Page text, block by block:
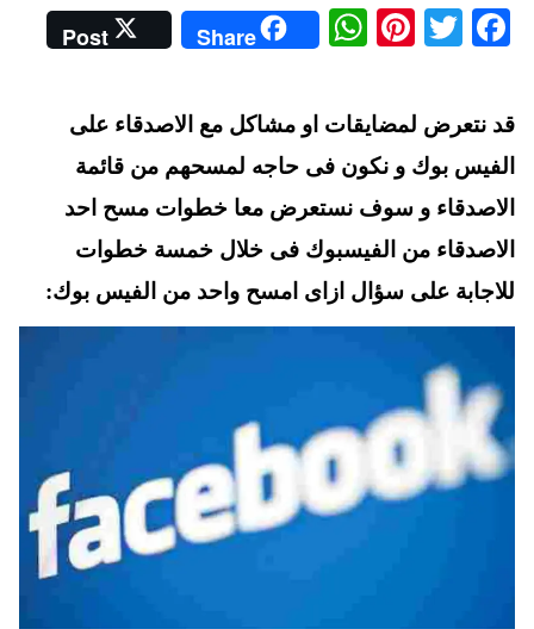
Fa
ok
T
tte
r
Pi
er
es
t
W
ha
ts
A
pp
Share
Post
قد نتعرض لمضايقات او مشاكل مع الاصدقاء على
الفيس بوك و نكون فى حاجه لمسحهم من قائمة
الاصدقاء و سوف نستعرض معا خطوات مسح احد
الاصدقاء من الفيسبوك فى خلال خمسة خطوات
للاجابة على سؤال ازاى امسح واحد من الفيس بوك: